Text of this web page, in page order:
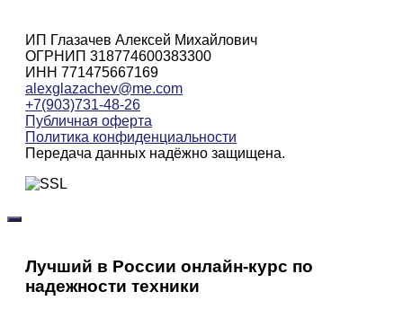
ИП Глазачев Алексей Михайлович
ОГРНИП 318774600383300
ИНН 771475667169
alexglazachev@me.com
+7(903)731-48-26
Публичная оферта
Политика конфиденциальности
Передача данных надёжно защищена.
Лучший в России онлайн-курс по
надежности техники